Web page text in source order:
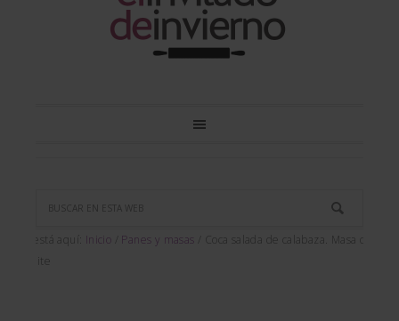
Usted está aquí: Inicio Panes y masas
Coca salada de calabaza. Masa de coca
con aceite